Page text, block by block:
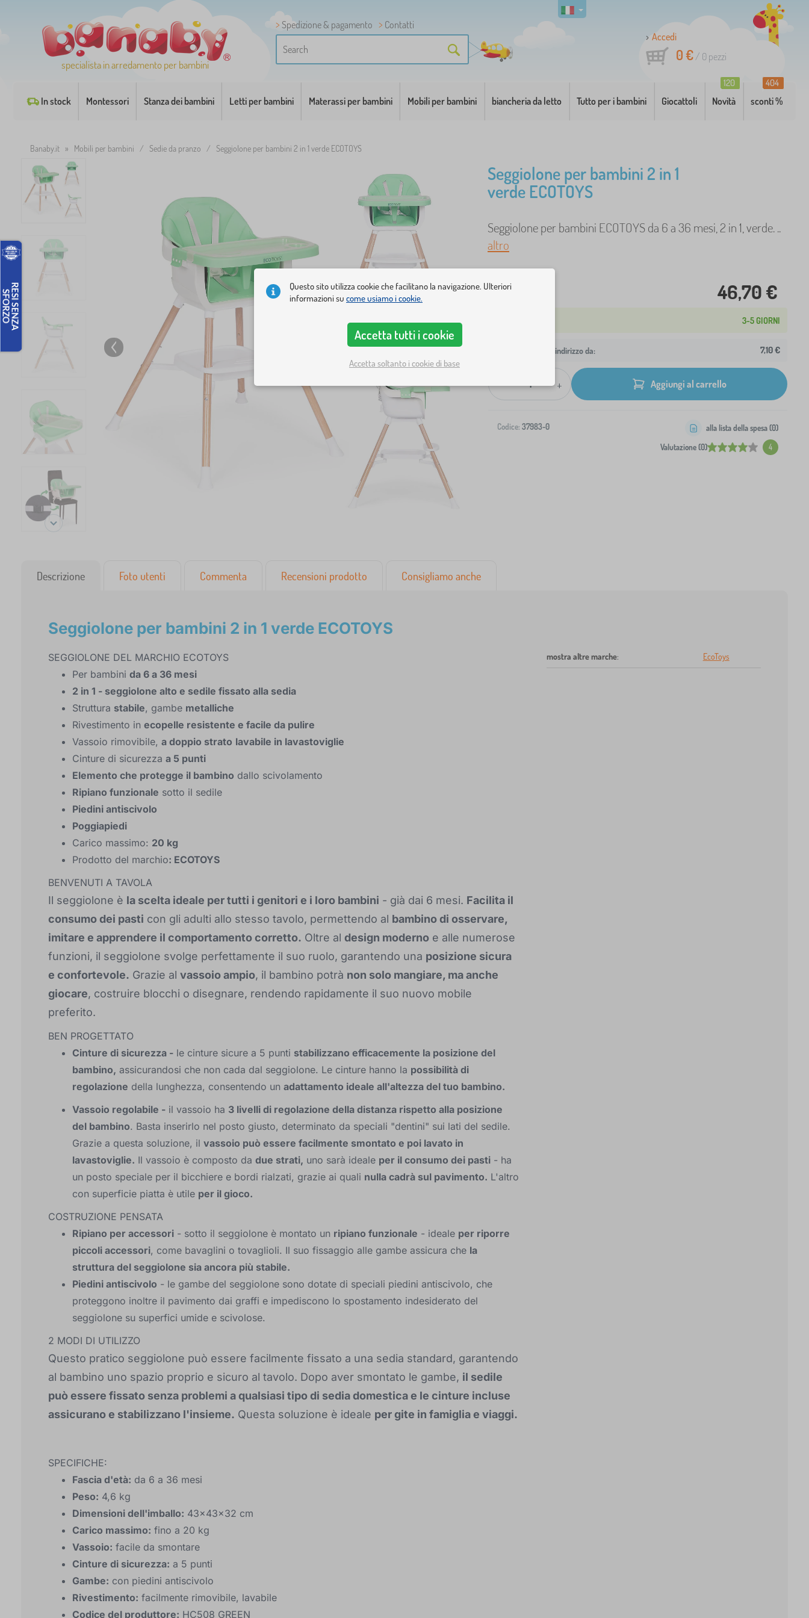
specialista in arredamento per bambini
Spedizione & pagamento
Contatti
Accedi
0 €/ 0 pezzi
In stock Montessori Stanza dei bambini Letti per bambini Materassi per bambini Mobili per bambini biancheria da letto Tutto per i bambini Giocattoli Novità
120
sconti %
404
Banaby.it » Mobili per bambini / Sedie da pranzo / Seggiolone per bambini 2 in 1 verde ECOTOYS
Seggiolone per bambini 2 in 1
verde ECOTOYS
Seggiolone per bambini ECOTOYS da 6 a 36 mesi, 2 in 1, verde. ..
altro
46,70 €
3-5 GIORNI
Spedizione al tuo indirizzo da: 7,10 €
- + Aggiungi al carrello
Codice: 37983-0
Valutazione (0) 4
alla lista della spesa (0)
Descrizione Foto utenti Commenta Recensioni prodotto Consigliamo anche
Seggiolone per bambini 2 in 1 verde ECOTOYS
SEGGIOLONE DEL MARCHIO ECOTOYS
Per bambini da 6 a 36 mesi
2 in 1 - seggiolone alto e sedile fissato alla sedia
Struttura stabile, gambe metalliche
Rivestimento in ecopelle resistente e facile da pulire
Vassoio rimovibile, a doppio strato lavabile in lavastoviglie
Cinture di sicurezza a 5 punti
Elemento che protegge il bambino dallo scivolamento
Ripiano funzionale sotto il sedile
Piedini antiscivolo
Poggiapiedi
Carico massimo: 20 kg
Prodotto del marchio: ECOTOYS
BENVENUTI A TAVOLA
Il seggiolone è la scelta ideale per tutti i genitori e i loro bambini - già dai 6 mesi. Facilita il
consumo dei pasti con gli adulti allo stesso tavolo, permettendo al bambino di osservare,
imitare e apprendere il comportamento corretto. Oltre al design moderno e alle numerose
funzioni, il seggiolone svolge perfettamente il suo ruolo, garantendo una posizione sicura
e confortevole. Grazie al vassoio ampio, il bambino potrà non solo mangiare, ma anche
giocare, costruire blocchi o disegnare, rendendo rapidamente il suo nuovo mobile
preferito.
BEN PROGETTATO
Cinture di sicurezza - le cinture sicure a 5 punti stabilizzano efficacemente la posizione del
bambino, assicurandosi che non cada dal seggiolone. Le cinture hanno la possibilità di
regolazione della lunghezza, consentendo un adattamento ideale all'altezza del tuo bambino.
Vassoio regolabile - il vassoio ha 3 livelli di regolazione della distanza rispetto alla posizione
del bambino. Basta inserirlo nel posto giusto, determinato da speciali "dentini" sui lati del sedile.
Grazie a questa soluzione, il vassoio può essere facilmente smontato e poi lavato in
lavastoviglie. Il vassoio è composto da due strati, uno sarà ideale per il consumo dei pasti - ha
un posto speciale per il bicchiere e bordi rialzati, grazie ai quali nulla cadrà sul pavimento. L'altro
con superficie piatta è utile per il gioco.
COSTRUZIONE PENSATA
Ripiano per accessori - sotto il seggiolone è montato un ripiano funzionale - ideale per riporre
piccoli accessori, come bavaglini o tovaglioli. Il suo fissaggio alle gambe assicura che la
struttura del seggiolone sia ancora più stabile.
Piedini antiscivolo - le gambe del seggiolone sono dotate di speciali piedini antiscivolo, che
proteggono inoltre il pavimento dai graffi e impediscono lo spostamento indesiderato del
seggiolone su superfici umide e scivolose.
2 MODI DI UTILIZZO
Questo pratico seggiolone può essere facilmente fissato a una sedia standard, garantendo
al bambino uno spazio proprio e sicuro al tavolo. Dopo aver smontato le gambe, il sedile
può essere fissato senza problemi a qualsiasi tipo di sedia domestica e le cinture incluse
assicurano e stabilizzano l'insieme. Questa soluzione è ideale per gite in famiglia e viaggi.
SPECIFICHE:
Fascia d'età: da 6 a 36 mesi
Peso: 4,6 kg
Dimensioni dell'imballo: 43x43x32 cm
Carico massimo: fino a 20 kg
Vassoio: facile da smontare
Cinture di sicurezza: a 5 punti
Gambe: con piedini antiscivolo
Rivestimento: facilmente rimovibile, lavabile
Codice del produttore: HC508 GREEN
mostra altre marche: EcoToys
Questo sito utilizza cookie che facilitano la navigazione. Ulteriori
informazioni su come usiamo i cookie.
Accetta tutti i cookie
Accetta soltanto i cookie di base